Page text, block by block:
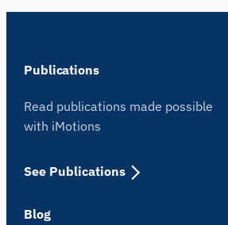
Publications
Read publications made possible
with iMotions
See Publications
Blog